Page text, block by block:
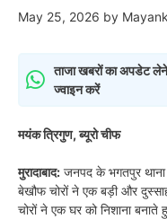
May 25, 2026 by
ताजा खबरों का अपडेट
ज्वाइन करें
मयंक त्रिगुण, ब्यूरो चीफ
मुरादाबाद: जनपद के भगतपुर थाना
बेखौफ चोरों ने एक बड़ी और
चोरों ने एक घर को निशाना